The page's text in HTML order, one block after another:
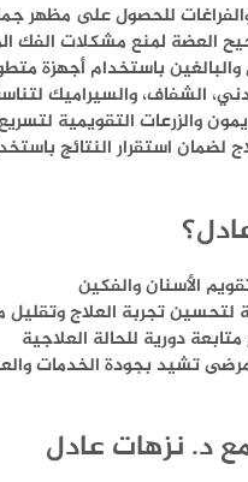
للحصول على مظهر
العضة لمنع مشكلات الفك
باستخدام أجهزة
الشفاف، والسيراميك
والزرعات التقويمية
لضمان استقرار النتائج
الأسنان والفكين
تجربة العلاج وتقليل
دورية للحالة العلاجية
تشيد بجودة الخدمات
د. نزهات عادل